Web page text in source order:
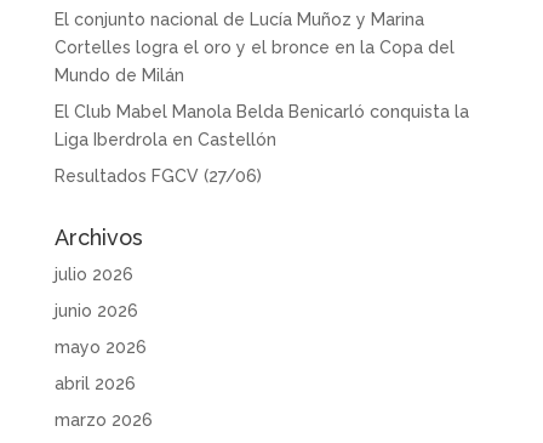
El conjunto nacional de Lucía Muñoz y Marina
Cortelles logra el oro y el bronce en la Copa del
Mundo de Milán
El Club Mabel Manola Belda Benicarló conquista la
Liga Iberdrola en Castellón
Resultados FGCV (27/06)
Archivos
julio 2026
junio 2026
mayo 2026
abril 2026
marzo 2026